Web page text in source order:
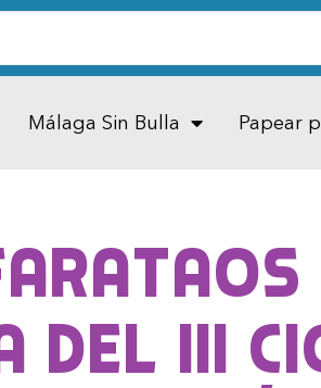
Málaga Sin Bulla Papear
III